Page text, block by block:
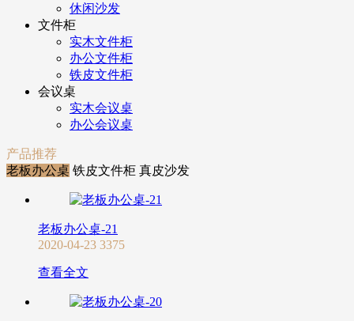
休闲沙发
文件柜
实木文件柜
办公文件柜
铁皮文件柜
会议桌
实木会议桌
办公会议桌
产品推荐
老板办公桌 铁皮文件柜 真皮沙发
老板办公桌-21
2020-04-23 3375
查看全文